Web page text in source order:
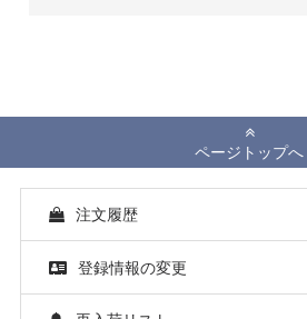
ページトップへ
注文履歴
登録情報の変更